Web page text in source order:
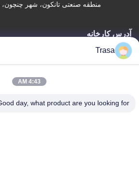
آدرس کارخانه
Trasa
4:43 AM
Good day, what product are you looking for?